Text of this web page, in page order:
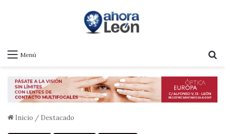
Menú
Inicio / Destacado